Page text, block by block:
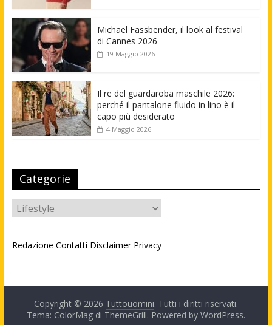
Michael Fassbender, il look al festival
di Cannes 2026
19 Maggio 2026
Il re del guardaroba maschile 2026:
perché il pantalone fluido in lino è il
capo più desiderato
4 Maggio 2026
Categorie
Categorie
Redazione Contatti Disclaimer Privacy
Copyright © 2026 Tuttouomini. Tutti i diritti riservati.
Tema: ColorMag di ThemeGrill. Powered by WordPress.